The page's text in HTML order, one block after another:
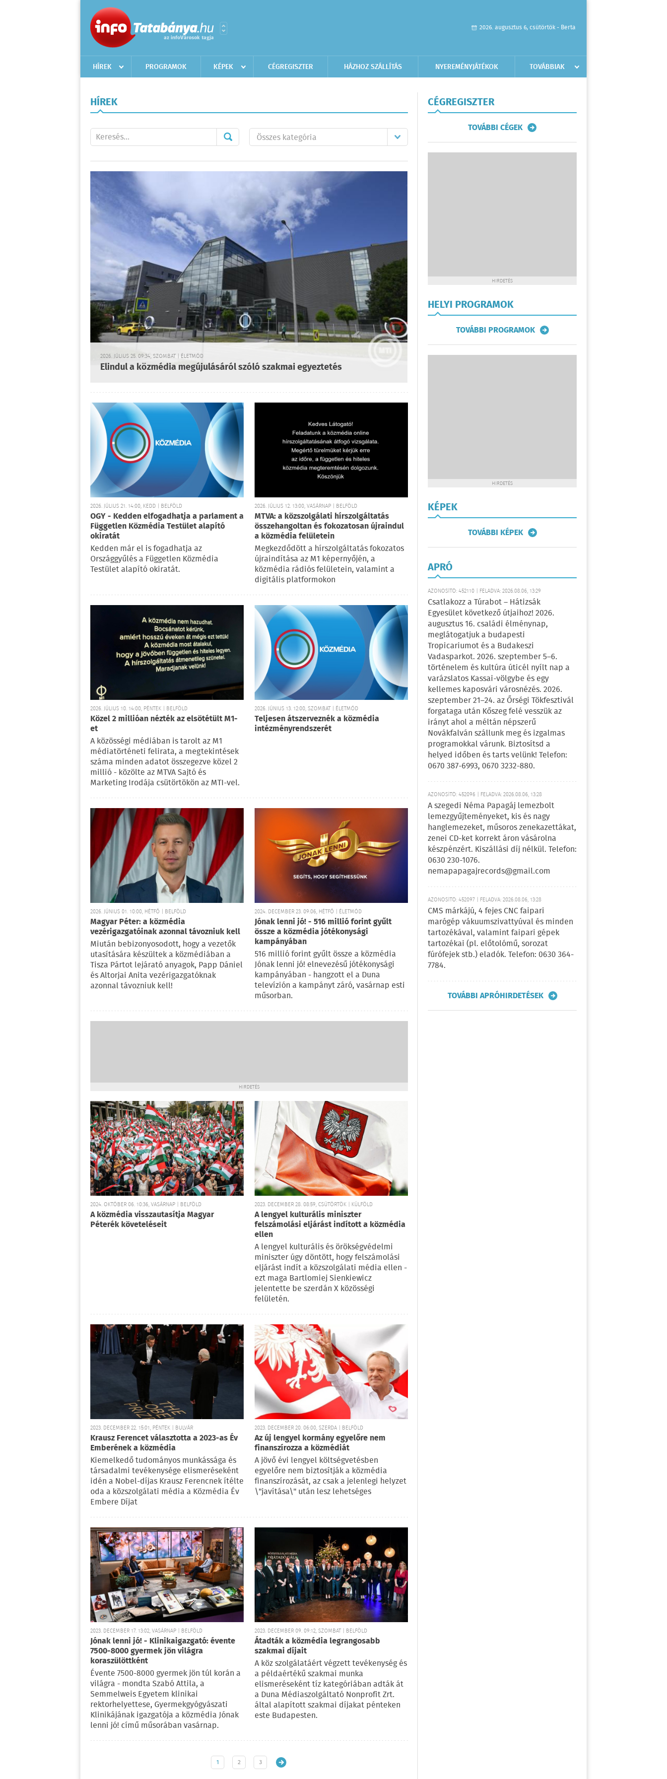
2026. augusztus 6, csütörtök - Berta
HÍREK PROGRAMOK KÉPEK CÉGREGISZTER HÁZHOZ SZÁLLÍTÁS NYEREMÉNYJÁTÉKOK TOVÁBBIAK
HÍREK
2026. JÚLIUS 25. 09:34, SZOMBAT | ÉLETMÓD
Elindul a közmédia megújulásáról szóló szakmai egyeztetés
2026. JÚLIUS 21. 14:00, KEDD | BELFÖLD
OGY - Kedden elfogadhatja a parlament a
Független Közmédia Testület alapító
okiratát
Kedden már el is fogadhatja az
Országgyűlés a Független Közmédia
Testület alapító okiratát.
2026. JÚLIUS 12. 13:00, VASÁRNAP | BELFÖLD
MTVA: a közszolgálati hírszolgáltatás
összehangoltan és fokozatosan újraindul
a közmédia felületein
Megkezdődött a hírszolgáltatás fokozatos
újraindítása az M1 képernyőjén, a
közmédia rádiós felületein, valamint a
digitális platformokon
2026. JÚLIUS 10. 14:00, PÉNTEK | BELFÖLD
Közel 2 millióan nézték az elsötétült M1-
et
A közösségi médiában is tarolt az M1
médiatörténeti felirata, a megtekintések
száma minden adatot összegezve közel 2
millió - közölte az MTVA Sajtó és
Marketing Irodája csütörtökön az MTI-vel.
2026. JÚNIUS 13. 12:00, SZOMBAT | ÉLETMÓD
Teljesen átszerveznék a közmédia
intézményrendszerét
2026. JÚNIUS 01. 10:00, HÉTFŐ | BELFÖLD
Magyar Péter: a közmédia
vezérigazgatóinak azonnal távozniuk kell
Miután bebizonyosodott, hogy a vezetők
utasítására készültek a közmédiában a
Tisza Pártot lejárató anyagok, Papp Dániel
és Altorjai Anita vezérigazgatóknak
azonnal távozniuk kell!
2024. DECEMBER 23. 09:06, HÉTFŐ | ÉLETMÓD
Jónak lenni jó! - 516 millió forint gyűlt
össze a közmédia jótékonysági
kampányában
516 millió forint gyűlt össze a közmédia
Jónak lenni jó! elnevezésű jótékonysági
kampányában - hangzott el a Duna
televízión a kampányt záró, vasárnap esti
műsorban.
HIRDETÉS
2024. OKTÓBER 06. 10:36, VASÁRNAP | BELFÖLD
A közmédia visszautasítja Magyar
Péterék követeléseit
2023. DECEMBER 28. 08:59, CSÜTÖRTÖK | KÜLFÖLD
A lengyel kulturális miniszter
felszámolási eljárást indított a közmédia
ellen
A lengyel kulturális és örökségvédelmi
miniszter úgy döntött, hogy felszámolási
eljárást indít a közszolgálati média ellen -
ezt maga Bartlomiej Sienkiewicz
jelentette be szerdán X közösségi
felületén.
2023. DECEMBER 22. 15:01, PÉNTEK | BULVÁR
Krausz Ferencet választotta a 2023-as Év
Emberének a közmédia
Kiemelkedő tudományos munkássága és
társadalmi tevékenysége elismeréseként
idén a Nobel-díjas Krausz Ferencnek ítélte
oda a közszolgálati média a Közmédia Év
Embere Díjat
2023. DECEMBER 20. 06:00, SZERDA | BELFÖLD
Az új lengyel kormány egyelőre nem
finanszírozza a közmédiát
A jövő évi lengyel költségvetésben
egyelőre nem biztosítják a közmédia
finanszírozását, az csak a jelenlegi helyzet
\"javítása\" után lesz lehetséges
2023. DECEMBER 17. 13:02, VASÁRNAP | BELFÖLD
Jónak lenni jó! - Klinikaigazgató: évente
7500-8000 gyermek jön világra
koraszülöttként
Évente 7500-8000 gyermek jön túl korán a
világra - mondta Szabó Attila, a
Semmelweis Egyetem klinikai
rektorhelyettese, Gyermekgyógyászati
Klinikájának igazgatója a közmédia Jónak
lenni jó! című műsorában vasárnap.
2023. DECEMBER 09. 09:12, SZOMBAT | BELFÖLD
Átadták a közmédia legrangosabb
szakmai díjait
A köz szolgálatáért végzett tevékenység és
a példaértékű szakmai munka
elismeréseként tíz kategóriában adták át
a Duna Médiaszolgáltató Nonprofit Zrt.
által alapított szakmai díjakat pénteken
este Budapesten.
1 2 3
CÉGREGISZTER
TOVÁBBI CÉGEK
HIRDETÉS
HELYI PROGRAMOK
TOVÁBBI PROGRAMOK
HIRDETÉS
KÉPEK
TOVÁBBI KÉPEK
APRÓ
AZONOSÍTÓ: 452110 | FELADVA: 2026.08.06, 13:29
Csatlakozz a Túrabot – Hátizsák
Egyesület következő útjaihoz! 2026.
augusztus 16. családi élménynap,
meglátogatjuk a budapesti
Tropicariumot és a Budakeszi
Vadasparkot. 2026. szeptember 5–6.
történelem és kultúra úticél nyílt nap a
varázslatos Kassai-völgybe és egy
kellemes kaposvári városnézés. 2026.
szeptember 21–24. az Őrségi Tökfesztivál
forgataga után Kőszeg felé vesszük az
irányt ahol a méltán népszerű
Novákfalván szállunk meg és izgalmas
programokkal várunk. Biztosítsd a
helyed időben és tarts velünk! Telefon:
0670 387-6993, 0670 3232-880.
AZONOSÍTÓ: 452096 | FELADVA: 2026.08.06, 13:28
A szegedi Néma Papagáj lemezbolt
lemezgyűjteményeket, kis és nagy
hanglemezeket, műsoros zenekazettákat,
zenei CD-ket korrekt áron vásárolna
készpénzért. Kiszállási díj nélkül. Telefon:
0630 230-1076.
nemapapagajrecords@gmail.com
AZONOSÍTÓ: 452097 | FELADVA: 2026.08.06, 13:28
CMS márkájú, 4 fejes CNC faipari
marógép vákuumszivattyúval és minden
tartozékával, valamint faipari gépek
tartozékai (pl. előtolómű, sorozat
fúrófejek stb.) eladók. Telefon: 0630 364-
7784.
TOVÁBBI APRÓHIRDETÉSEK